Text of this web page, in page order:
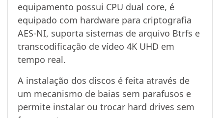
equipamento possui CPU dual core, é
equipado com hardware para criptografia
AES-NI, suporta sistemas de arquivo Btrfs e
transcodificação de vídeo 4K UHD em
tempo real.
A instalação dos discos é feita através de
um mecanismo de baias sem parafusos e
permite instalar ou trocar hard drives sem